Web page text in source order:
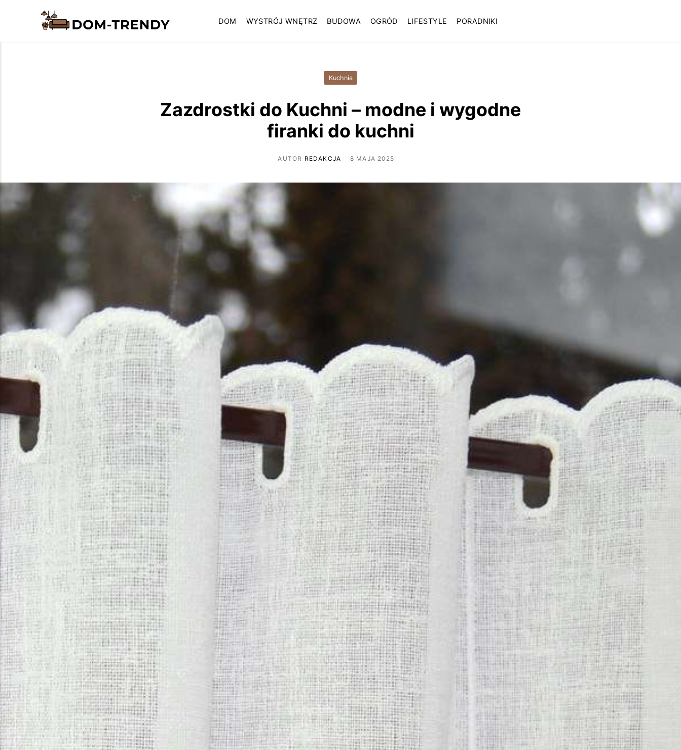
DOM WYSTRÓJ WNĘTRZ BUDOWA OGRÓD LIFESTYLE PORADNIKI
Kuchnia
Zazdrostki do Kuchni – modne i wygodne
firanki do kuchni
AUTOR REDAKCJA 8 MAJA 2025